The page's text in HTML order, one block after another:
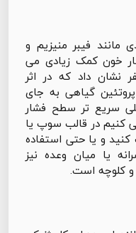
مانند فیبر منیزیم و
خون کمک زیادی می
ای بر روی ۵۵۴ نفر نشان داد که در اثر
گیاهی به جای
سریع تر سطح فشار
کنیم در قالب سوپ یا
و یا حتی استفاده
یا میان وعده نیز
کلوچه است.